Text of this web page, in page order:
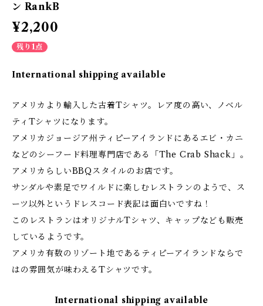
ン RankB
¥2,200
残り1点
International shipping available
アメリカより輸入した古着Tシャツ。レア度の高い、ノベル
ティTシャツになります。
アメリカジョージア州ティピーアイランドにあるエビ・カニ
などのシーフード料理専門店である「The Crab Shack」。
アメリカらしいBBQスタイルのお店です。
サンダルや素足でワイルドに楽しむレストランのようで、ス
ーツ以外というドレスコード表記は面白いですね！
このレストランはオリジナルTシャツ、キャップなども販売
しているようです。
アメリカ有数のリゾート地であるティピーアイランドならで
はの雰囲気が味わえるTシャツです。
International shipping available